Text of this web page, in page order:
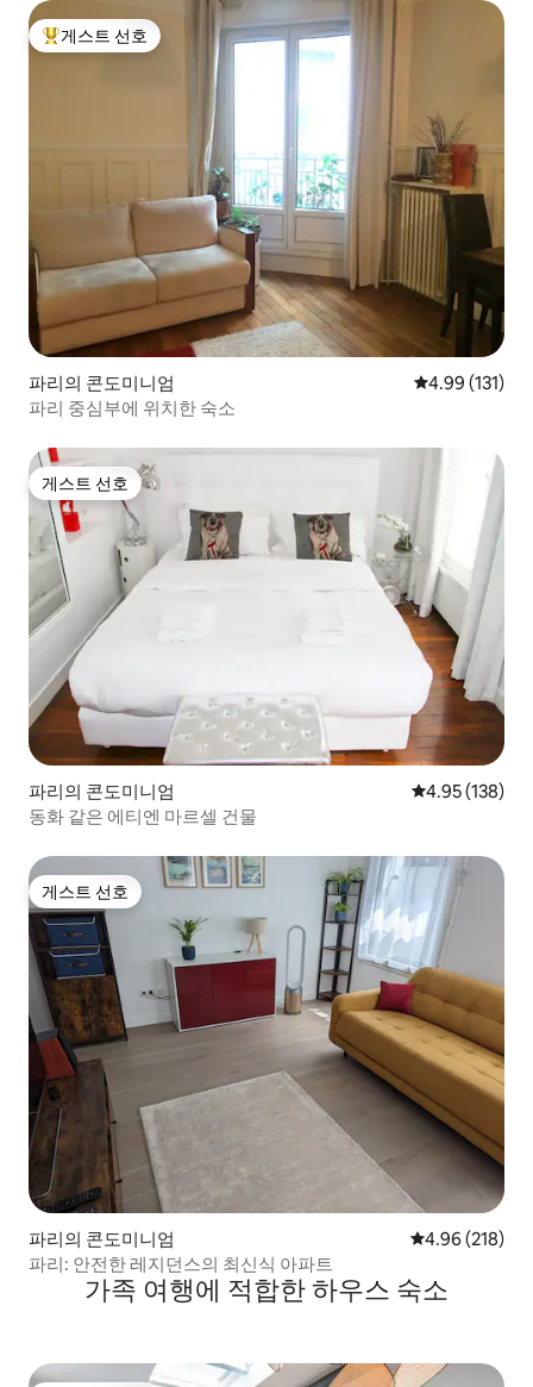
상위 게스트 선호
게스트 선호
파리의 콘도미니엄 평점 4.99점(5
4.99 (131)
파리 중심부에 위치한 숙소
게스트 선호
게스트 선호
파리의 콘도미니엄 평점 4.95점(5
4.95 (138)
동화 같은 에티엔 마르셀 건물
게스트 선호
게스트 선호
파리의 콘도미니엄 평점 4.96점(5
4.96 (218)
파리: 안전한 레지던스의 최신식 아파트
가족 여행에 적합한 하우스 숙소